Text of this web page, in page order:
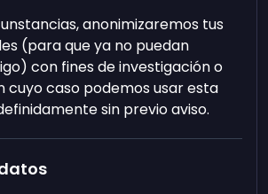
anonimizaremos tus
(para que ya no puedan
con fines de investigación o
cuyo caso podemos usar esta
sin previo aviso.